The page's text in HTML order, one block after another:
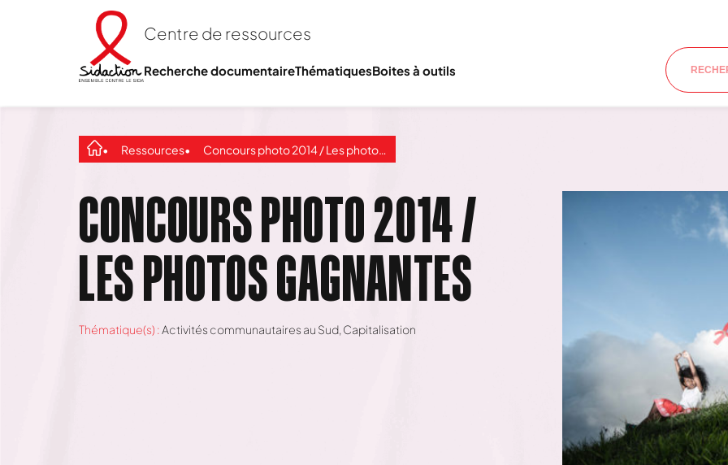
Centre de ressources
Recherche documentaireThématiquesBoites à outils
Ressources Concours photo 2014 / Les photos gagnantes
CONCOURS PHOTO 2014 /
LES PHOTOS GAGNANTES
Thématique(s) :Activités communautaires au Sud, Capitalisation